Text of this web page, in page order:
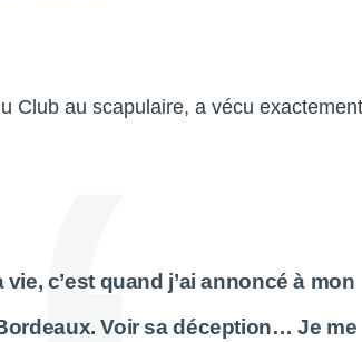
Club au scapulaire, a vécu exactement
c’est quand j’ai annoncé à mon
Voir sa déception… Je me